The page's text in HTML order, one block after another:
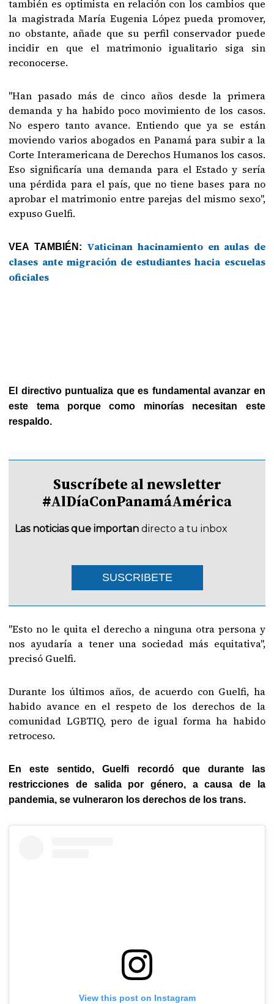
también es optimista en relación con los cambios que
la magistrada María Eugenia López pueda promover,
no obstante, añade que su perfil conservador puede
incidir en que el matrimonio igualitario siga sin
reconocerse.
"Han pasado más de cinco años desde la primera
demanda y ha habido poco movimiento de los casos.
No espero tanto avance. Entiendo que ya se están
moviendo varios abogados en Panamá para subir a la
Corte Interamericana de Derechos Humanos los casos.
Eso significaría una demanda para el Estado y sería
una pérdida para el país, que no tiene bases para no
aprobar el matrimonio entre parejas del mismo sexo",
expuso Guelfi.
VEA TAMBIÉN: Vaticinan hacinamiento en aulas de
clases ante migración de estudiantes hacia escuelas
oficiales
El directivo puntualiza que es fundamental avanzar en
este tema porque como minorías necesitan este
respaldo.
Suscríbete al newsletter
#AlDíaConPanamáAmérica
Las noticias que importan directo a tu inbox
SUSCRIBETE
"Esto no le quita el derecho a ninguna otra persona y
nos ayudaría a tener una sociedad más equitativa",
precisó Guelfi.
Durante los últimos años, de acuerdo con Guelfi, ha
habido avance en el respeto de los derechos de la
comunidad LGBTIQ, pero de igual forma ha habido
retroceso.
En este sentido, Guelfi recordó que durante las
restricciones de salida por género, a causa de la
pandemia, se vulneraron los derechos de los trans.
View this post on Instagram